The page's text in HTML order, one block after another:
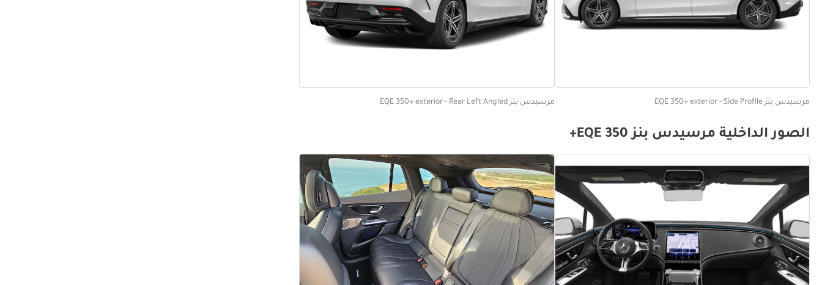
مرسيدس بنز EQE 350+ exterior - Side Profile مرسيدس بنز EQE 350+ exterior - Rear Left Angled
الصور الداخلية مرسيدس بنز EQE 350+